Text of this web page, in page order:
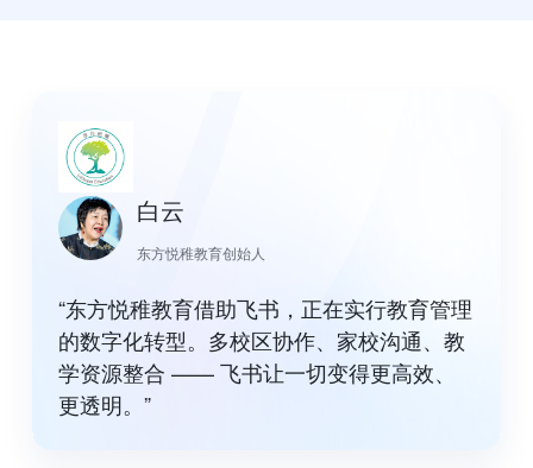
白云
东方悦稚教育创始人
“东方悦稚教育借助飞书，正在实行教育管理
的数字化转型。多校区协作、家校沟通、教
学资源整合 —— 飞书让一切变得更高效、
更透明。”